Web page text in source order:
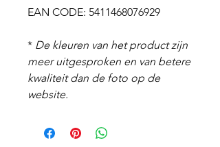
EAN CODE: 5411468076929
* De kleuren van het product zijn
meer uitgesproken en van betere
kwaliteit dan de foto op de
website.